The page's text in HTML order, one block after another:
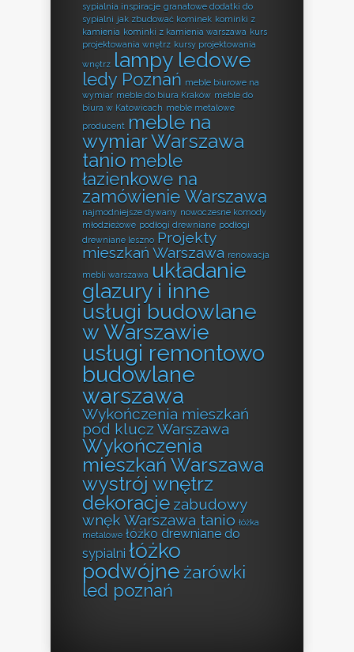
sypialnia inspiracje granatowe dodatki do
sypialni jak zbudować kominek kominki z
kamienia kominki z kamienia warszawa kurs
projektowania wnętrz kursy projektowania
wnętrz lampy ledowe
ledy Poznań meble biurowe na
wymiar meble do biura Kraków meble do
biura w Katowicach meble metalowe
producent meble na
wymiar Warszawa
tanio meble
łazienkowe na
zamówienie Warszawa
najmodniejsze dywany nowoczesne komody
młodzieżowe podłogi drewniane podłogi
drewniane leszno Projekty
mieszkań Warszawa renowacja
mebli warszawa układanie
glazury i inne
usługi budowlane
w Warszawie
usługi remontowo
budowlane
warszawa
Wykończenia mieszkań
pod klucz Warszawa
Wykończenia
mieszkań Warszawa
wystrój wnętrz
dekoracje zabudowy
wnęk Warszawa tanio łóżka
metalowe łóżko drewniane do
sypialni łóżko
podwójneżarówki
led poznań